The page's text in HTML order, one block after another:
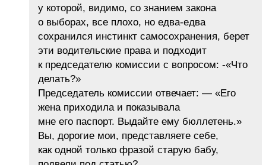
у которой, видимо, со знанием закона
о выборах, все плохо, но едва-едва
сохранился инстинкт самосохранения, берет
эти водительские права и подходит
к председателю комиссии с вопросом: -«Что
делать?»
Председатель комиссии отвечает: — «Его
жена приходила и показывала
мне его паспорт. Выдайте ему бюллетень.»
Вы, дорогие мои, представляете себе,
как одной только фразой старую бабу,